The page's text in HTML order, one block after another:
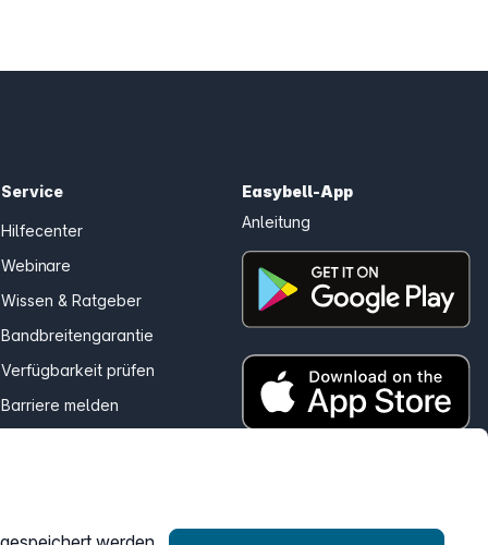
Service
Hilfecenter
Webinare
Wissen & Ratgeber
Bandbreitengarantie
Verfügbarkeit prüfen
Barriere melden
Easybell-App
Anleitung